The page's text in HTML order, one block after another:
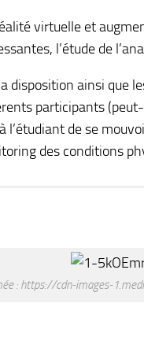
virtuelle et
l’étude de
disposition ainsi que
participants
de se
des conditions
: https://cdn-images-